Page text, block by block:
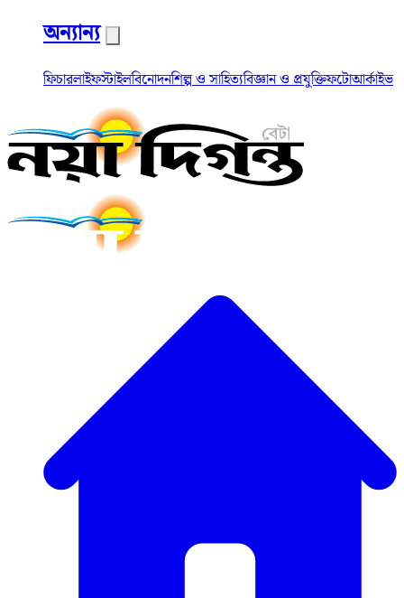
অন্যান্য
ফিচারলাইফস্টাইলবিনোদনশিল্প ও সাহিত্যবিজ্ঞান ও প্রযুক্তিফটোআর্কাইভ